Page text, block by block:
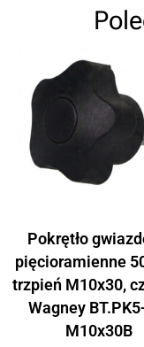
Pokrętło
pięcioramienne
trzpień M10x30,
Wagney
M10x30B